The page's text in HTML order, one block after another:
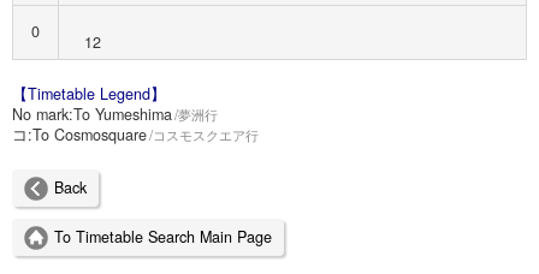
0
12
【Timetable Legend】
No mark:To Yumeshima 夢洲行
コ:To Cosmosquare コスモスクエア行
Back
To Timetable Search Main Page